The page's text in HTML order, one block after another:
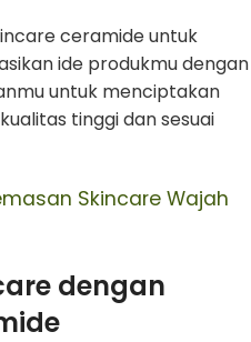
ceramide untuk
ide produkmu dengan
untuk menciptakan
tinggi dan sesuai
Skincare Wajah
dengan